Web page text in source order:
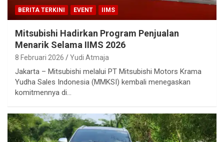
BERITA TERKINI EVENT IIMS
Mitsubishi Hadirkan Program Penjualan
Menarik Selama IIMS 2026
8 Februari 2026 Yudi Atmaja
Jakarta – Mitsubishi melalui PT Mitsubishi Motors Krama
Yudha Sales Indonesia (MMKSI) kembali menegaskan
komitmennya di…